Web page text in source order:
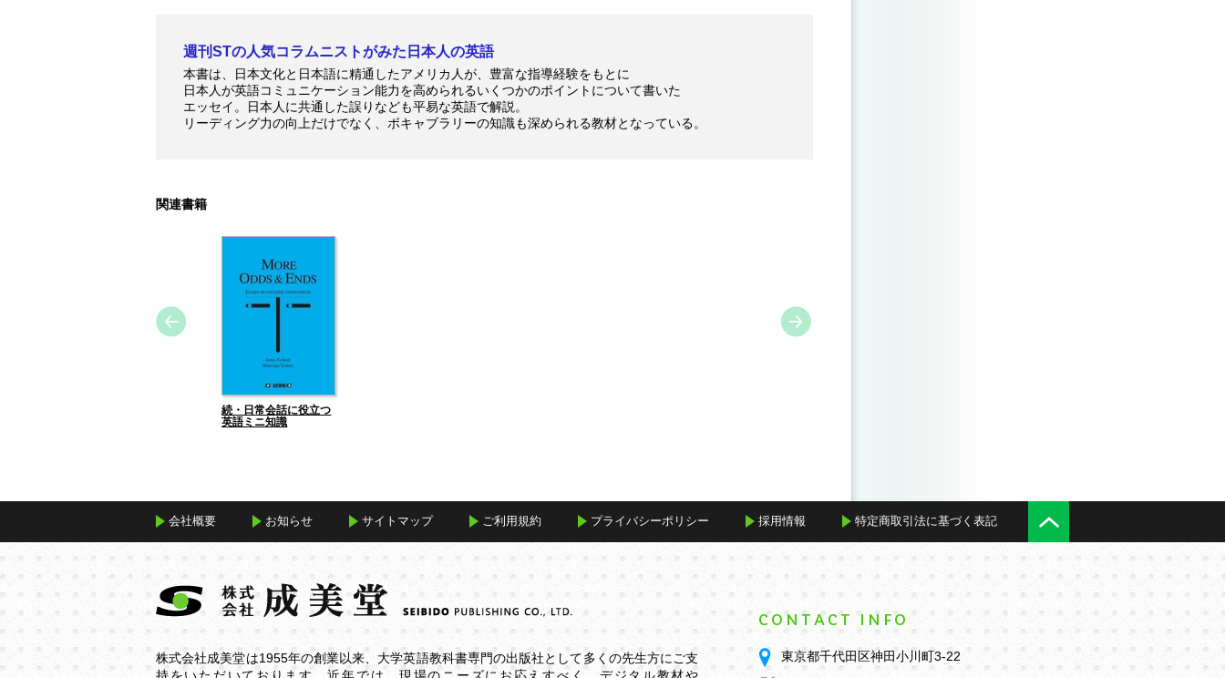
週刊STの人気コラムニストがみた日本人の英語
本書は、日本文化と日本語に精通したアメリカ人が、豊富な指導経験をもとに
日本人が英語コミュニケーション能力を高められるいくつかのポイントについて書いた
エッセイ。日本人に共通した誤りなども平易な英語で解説。
リーディング力の向上だけでなく、ボキャブラリーの知識も深められる教材となっている。
関連書籍
続・日常会話に役立つ
英語ミニ知識
会社概要 お知らせ サイトマップ ご利用規約 プライバシーポリシー 採用情報 特定商取引法に基づく表記
株式会社成美堂は1955年の創業以来、大学英語教科書専門の出版社として多くの先生方にご支
CONTACT INFO
東京都千代田区神田小川町3-22